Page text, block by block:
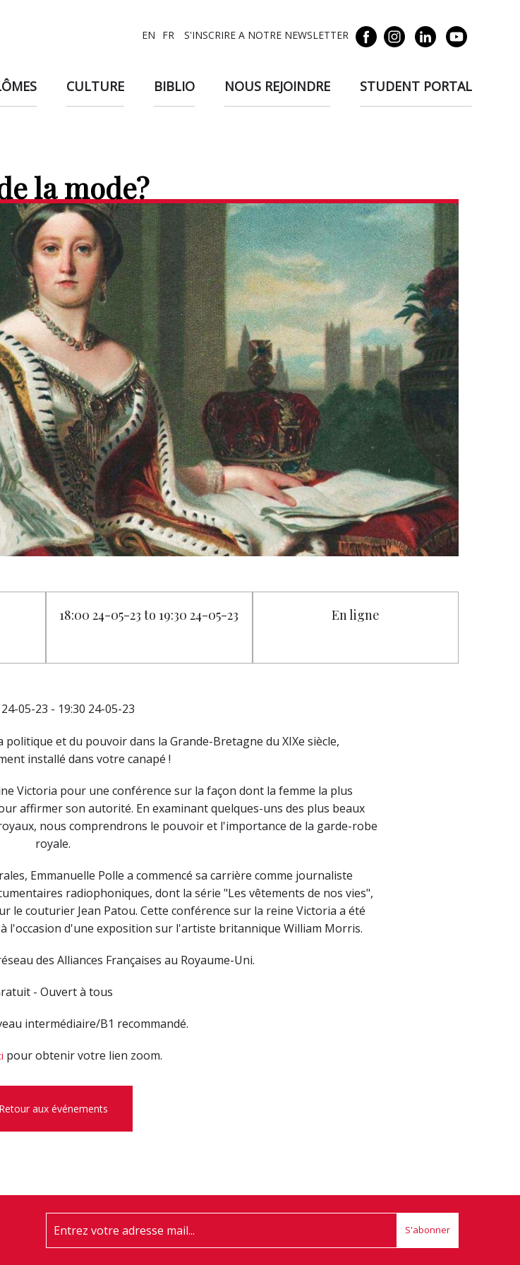
EN FR S'INSCRIRE A NOTRE NEWSLETTER
CULTURE BIBLIO NOUS REJOINDRE STUDENT PORTAL
la mode?
18:00 24-05-23 to 19:30 24-05-23 En ligne
24-05-23 - 19:30 24-05-23
et du pouvoir dans la Grande-Bretagne du XIXe siècle,
installé dans votre canapé !
Victoria pour une conférence sur la façon dont la femme la plus
affirmer son autorité. En examinant quelques-uns des plus beaux
nous comprendrons le pouvoir et l'importance de la garde-robe
royale.
Emmanuelle Polle a commencé sa carrière comme journaliste
radiophoniques, dont la série "Les vêtements de nos vies",
le couturier Jean Patou. Cette conférence sur la reine Victoria a été
l'occasion d'une exposition sur l'artiste britannique William Morris.
des Alliances Françaises au Royaume-Uni.
- Ouvert à tous
intermédiaire/B1 recommandé.
pour obtenir votre lien zoom.
Retour aux événements
S'abonner